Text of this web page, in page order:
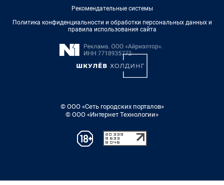
Рекомендательные системы
Политика конфиденциальности и обработки персональных данных и
правила использования сайта
© ООО «Сеть городских порталов»
© ООО «Интернет Технологии»